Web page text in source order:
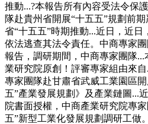
推動...?本報告所有內容受法令保
隊赴貴州省開展“十五五”規劃前
省“十五五”時期推動...近日，近
依法逃查其法令責任。中商專家
報告，調研期間，中商專家團隊
業研究院原創！評審專家組由來
專家團隊赴甘肅省武威工業園區
五”產業發展規劃》及產業鏈圖...
院書面授權，中商產業研究院專
五”新型工業化發展規劃調研工做